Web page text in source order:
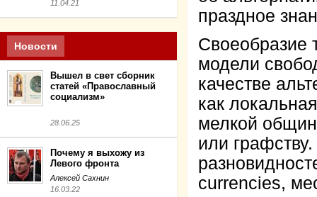
11.04.21
Новости
Вышел в свет сборник
статей «Православный
социализм»
28.06.25
Почему я выхожу из
Левого фронта
Алексей Сахнин
16.03.22
праздное
Своеобразие
модели
качестве
как
мелкой
или
currencies,